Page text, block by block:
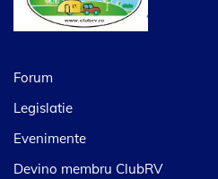
Forum
Legislatie
Evenimente
Devino membru ClubRV